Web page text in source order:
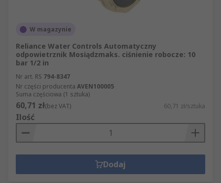
W magazynie
Reliance Water Controls Automatyczny
odpowietrznik Mosiądzmaks. ciśnienie robocze: 10
bar 1/2 in
Nr art. RS 794-8347
Nr części producenta AVEN100005
Suma częściowa (1 sztuka)
60,71 zł(bez VAT) 60,71 zł/sztuka
Ilość
Dodaj